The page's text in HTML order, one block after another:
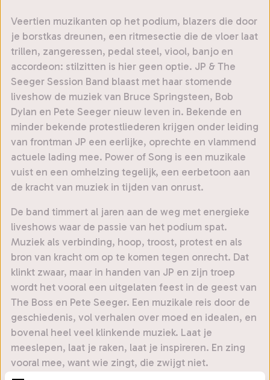
Veertien muzikanten op het podium, blazers die door
je borstkas dreunen, een ritmesectie die de vloer laat
trillen, zangeressen, pedal steel, viool, banjo en
accordeon: stilzitten is hier geen optie. JP & The
Seeger Session Band blaast met haar stomende
liveshow de muziek van Bruce Springsteen, Bob
Dylan en Pete Seeger nieuw leven in. Bekende en
minder bekende protestliederen krijgen onder leiding
van frontman JP een eerlijke, oprechte en vlammend
actuele lading mee. Power of Song is een muzikale
vuist en een omhelzing tegelijk, een eerbetoon aan
de kracht van muziek in tijden van onrust.
De band timmert al jaren aan de weg met energieke
liveshows waar de passie van het podium spat.
Muziek als verbinding, hoop, troost, protest en als
bron van kracht om op te komen tegen onrecht. Dat
klinkt zwaar, maar in handen van JP en zijn troep
wordt het vooral een uitgelaten feest in de geest van
The Boss en Pete Seeger. Een muzikale reis door de
geschiedenis, vol verhalen over moed en idealen, en
bovenal heel veel klinkende muziek. Laat je
meeslepen, laat je raken, laat je inspireren. En zing
vooral mee, want wie zingt, die zwijgt niet.